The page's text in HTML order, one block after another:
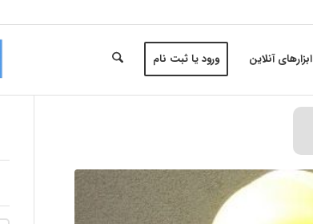
ابزارهای آنلاین ورود یا ثبت نام